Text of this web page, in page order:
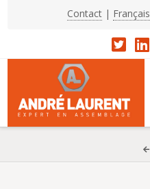
Contact | Français